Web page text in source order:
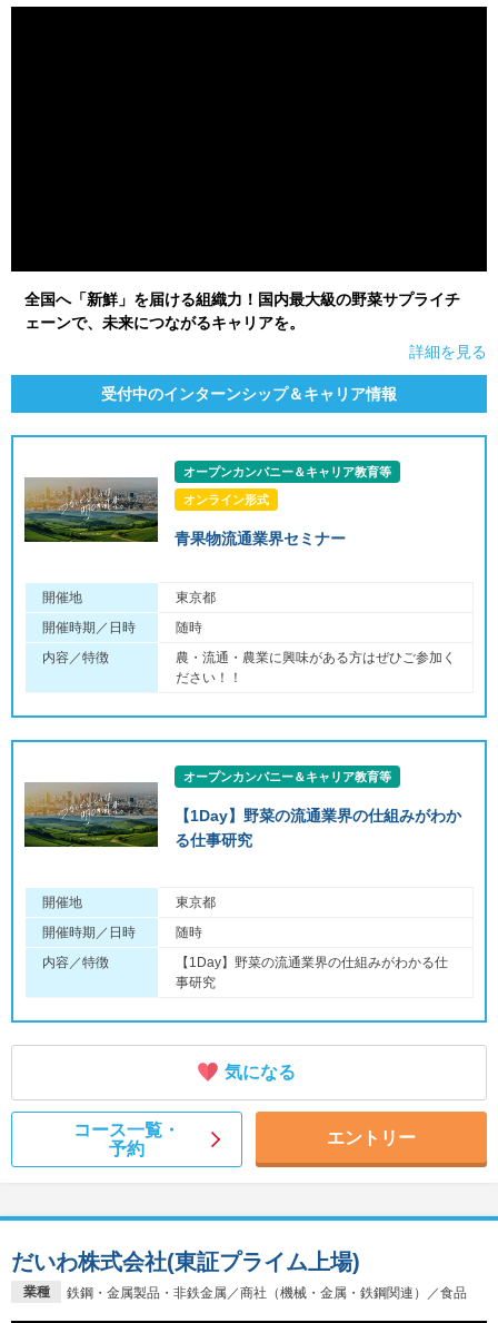
全国へ「新鮮」を届ける組織力！国内最大級の野菜サプライチ
ェーンで、未来につながるキャリアを。
詳細を見る
受付中のインターンシップ＆キャリア情報
オープンカンパニー＆キャリア教育等
オンライン形式
青果物流通業界セミナー
開催地
東京都
開催時期／日時
随時
内容／特徴
農・流通・農業に興味がある方はぜひご参加く
ださい！！
オープンカンパニー＆キャリア教育等
【1Day】野菜の流通業界の仕組みがわか
る仕事研究
開催地
東京都
開催時期／日時
随時
内容／特徴
【1Day】野菜の流通業界の仕組みがわかる仕
事研究
気になる
コース一覧・
予約
エントリー
業種 鉄鋼・金属製品・非鉄金属／商社（機械・金属・鉄鋼関連）／食品
だいわ株式会社(東証プライム上場)